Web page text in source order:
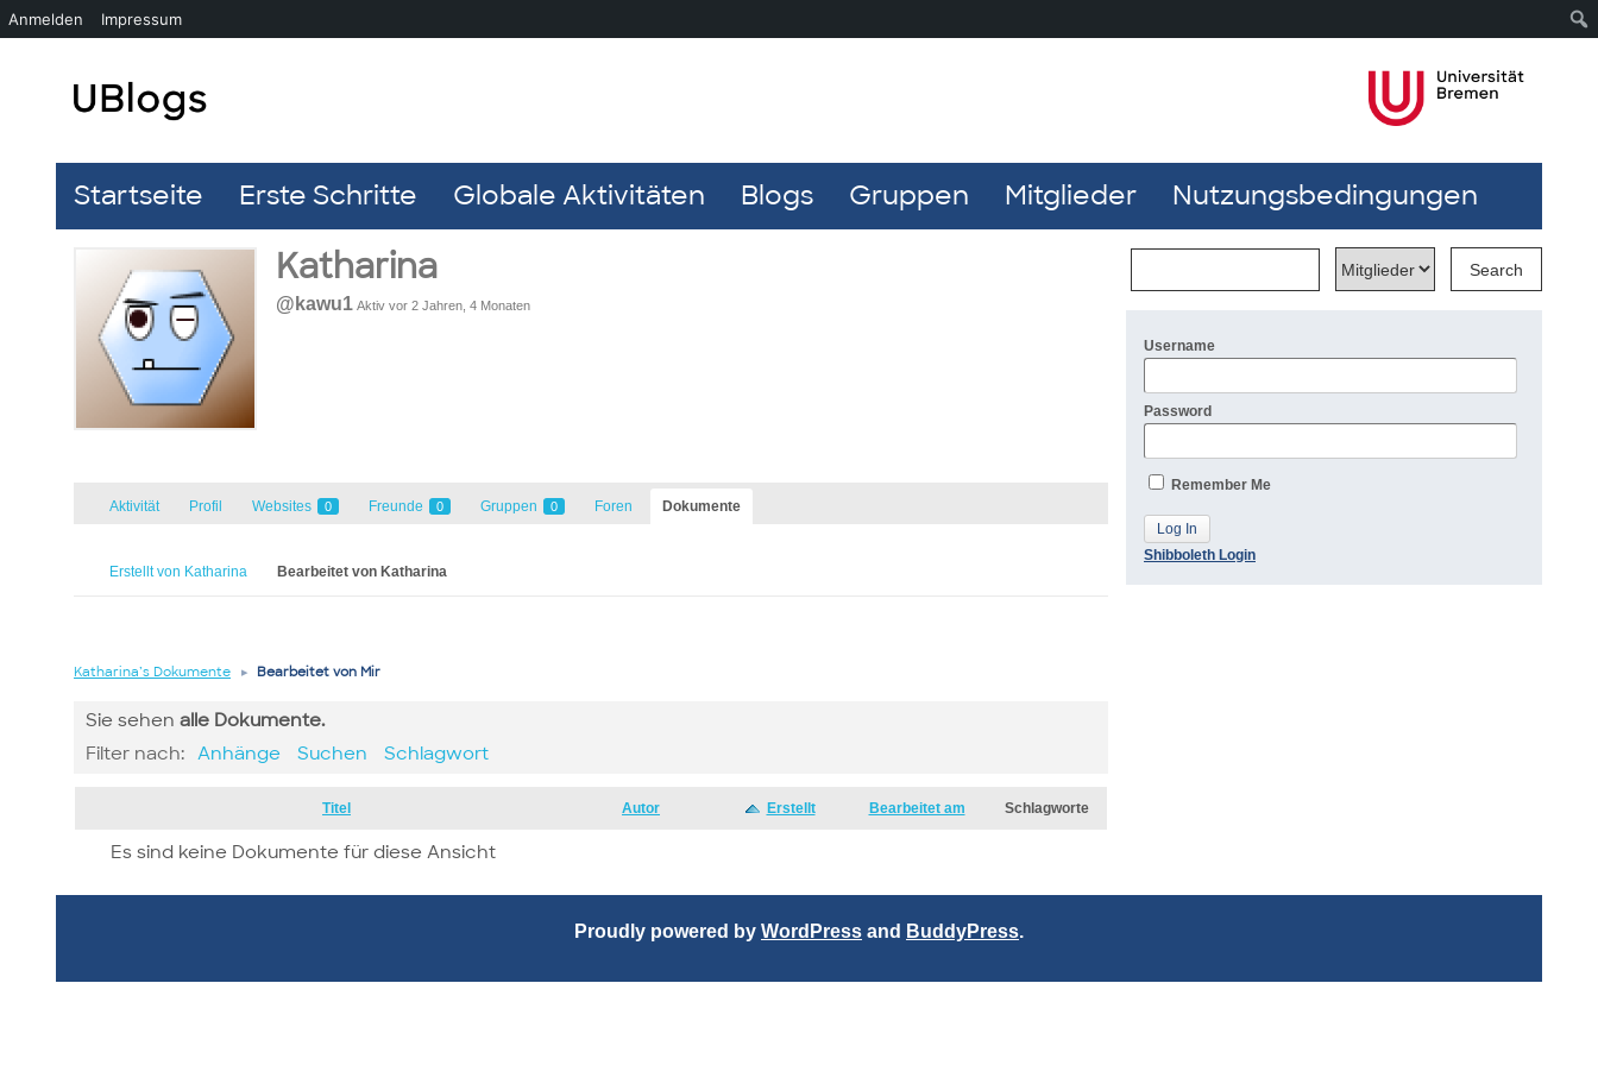
Startseite Erste Schritte Globale Aktivitäten Blogs Gruppen Mitglieder Nutzungsbedingungen
Katharina
@kawu1 Aktiv vor 2 Jahren, 4 Monaten
Aktivität Profil Websites 0 Freunde 0 Gruppen 0 Foren Dokumente
Erstellt von Katharina Bearbeitet von Katharina
Katharina’s Dokumente ▸ Bearbeitet von Mir
Sie sehen alle Dokumente.
Filter nach: Anhänge Suchen Schlagwort
Titel Autor Erstellt Bearbeitet am Schlagworte
Es sind keine Dokumente für diese Ansicht
Username
Password
Remember Me
Shibboleth Login
Proudly powered by WordPress and BuddyPress.
Anmelden Impressum